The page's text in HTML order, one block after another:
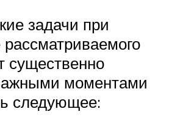
задачи при
рассматриваемого
существенно
моментами
следующее: